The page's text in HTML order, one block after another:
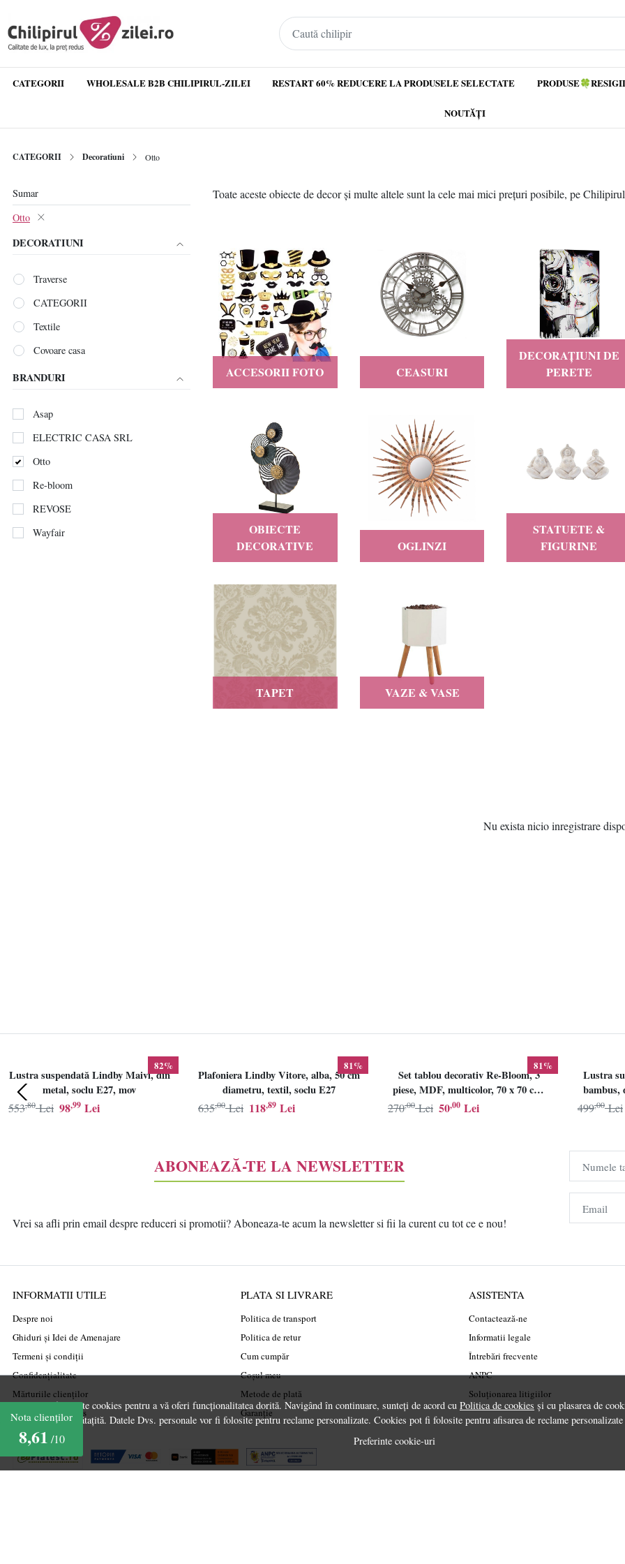
CATEGORII WHOLESALE B2B CHILIPIRUL-ZILEI RESTART 60% REDUCERE LA PRODUSELE SELECTATE
NOUTĂȚI
CATEGORII Decoratiuni Otto
Sumar
Otto
DECORATIUNI
Traverse
CATEGORII
Textile
Covoare casa
BRANDURI
Asap
ELECTRIC CASA SRL
Otto
Re-bloom
REVOSE
Wayfair
Toate aceste obiecte de decor și multe altele sunt la cele mai mici prețuri posibile, pe
ACCESORII FOTO CEASURI
DECORAȚIUNI DE
PERETE
OBIECTE
DECORATIVE
OGLINZI
STATUETE &
FIGURINE
TAPET VAZE & VASE
Nu exista nicio inregistrare
Acest site folosește cookies pentru a vă oferi funcționalitatea dorită. Navigând în continuare, sunteți de acord cu Politica de cookies și cu plasarea de
experiență îmbunătațită. Datele Dvs. personale vor fi folosite pentru reclame personalizate. Cookies pot fi folosite pentru afisarea de reclame
Preferinte cookie-uri
82%
Lustra suspendată Lindby Maivi, din
metal, soclu E27, mov
98,99 Lei
553,80 Lei
81%
Plafoniera Lindby Vitore, alba, 50 cm
diametru, textil, soclu E27
118,89 Lei
635,00 Lei
81%
Set tablou decorativ Re-Bloom, 3
piese, MDF, multicolor, 70 x 70 cm,
Resigilat, Grad B
50,00 Lei
270,00 Lei
Lustra
bambus,
499,00 Lei
ABONEAZĂ-TE LA NEWSLETTER
Vrei sa afli prin email despre reduceri si promotii? Aboneaza-te acum la newsletter si fii la curent cu tot ce e nou!
Numele
Email
INFORMATII UTILE
Despre noi
Ghiduri și Idei de Amenajare
Termeni și condiții
Confidențialitate
Mărturiile clienților
Politica de Cookies
PLATA SI LIVRARE
Politica de transport
Politica de retur
Cum cumpăr
Coșul meu
Metode de plată
Garanție
ASISTENTA
Contactează-ne
Informatii legale
Întrebări frecvente
ANPC
Soluționarea litigiilor
Nota clienților
8,61 /10